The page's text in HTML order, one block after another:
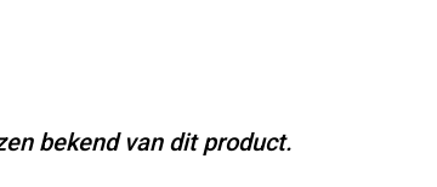
bekend van dit product.